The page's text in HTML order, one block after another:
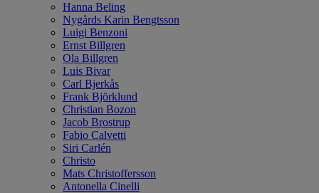
Hanna Beling
Nygårds Karin Bengtsson
Luigi Benzoni
Ernst Billgren
Ola Billgren
Luis Bivar
Carl Bjerkås
Frank Björklund
Christian Bozon
Jacob Brostrup
Fabio Calvetti
Siri Carlén
Christo
Mats Christoffersson
Antonella Cinelli